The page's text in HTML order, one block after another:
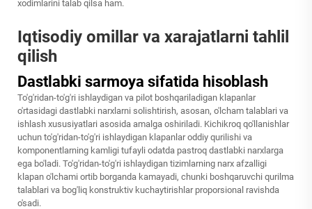
xodimlarini talab qilsa ham.
Iqtisodiy omillar va xarajatlarni tahlil
qilish
Dastlabki sarmoya sifatida hisoblash
To'g'ridan-to'g'ri ishlaydigan va pilot boshqariladigan klapanlar
o'rtasidagi dastlabki narxlarni solishtirish, asosan, o'lcham talablari va
ishlash xususiyatlari asosida amalga oshiriladi. Kichikroq qo'llanishlar
uchun to'g'ridan-to'g'ri ishlaydigan klapanlar oddiy qurilishi va
komponentlarning kamligi tufayli odatda pastroq dastlabki narxlarga
ega bo'ladi. To'g'ridan-to'g'ri ishlaydigan tizimlarning narx afzalligi
klapan o'lchami ortib borganda kamayadi, chunki boshqaruvchi qurilma
talablari va bog'liq konstruktiv kuchaytirishlar proporsional ravishda
o'sadi.